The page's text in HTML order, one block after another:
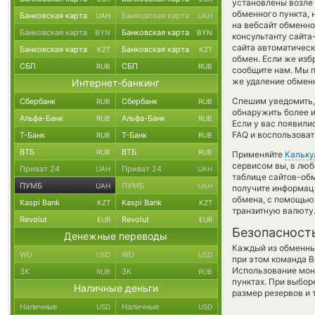
установлены
обменного пункта,
на вебсайт
консультанту
сайта
обмен. Если же
сообщите нам. Мы
же удаление
Спешим
обнаружить более
Если у вас
FAQ и
Применяйте
сервисом вы, в
таблице сайтов-
получите
обмена, с
транзитную валюту.
Каждый из
при этом команда
Использование
пунктах. При
размер резервов и
Банковская карта UAH Банковская карта UAH
Банковская карта BYN Банковская карта BYN
Банковская карта KZT Банковская карта KZT
СБП RUB СБП RUB
Интернет-банкинг
Сбербанк RUB Сбербанк RUB
Альфа-Банк RUB Альфа-Банк RUB
Т-Банк RUB Т-Банк RUB
ВТБ RUB ВТБ RUB
Приват 24 UAH Приват 24 UAH
ПУМБ UAH ПУМБ UAH
Kaspi Bank KZT Kaspi Bank KZT
Revolut EUR Revolut EUR
Денежные переводы
WU USD WU USD
ЗК RUB ЗК RUB
Наличные деньги
Наличные USD Наличные USD